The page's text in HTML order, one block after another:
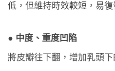
低，但維持時效較短，易
● 中度、重度凹陷
將皮瓣往下翻，增加乳頭